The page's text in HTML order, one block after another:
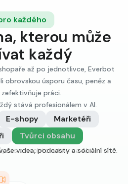
každého
kterou může
každý
až po jednotlivce, Everbot
obrovskou úsporu času, peněz a
práci.
stává profesionálem v AI.
E-shopy
Marketéři
Tvůrci obsahu
čas a nechte rutinu na AI.